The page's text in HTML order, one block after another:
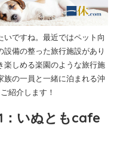
ですね。最近ではペット向
備の整った旅行施設があり
楽しめる楽園のような旅行施
の一員と一緒に泊まれる沖
紹介します！
：いぬともcafe